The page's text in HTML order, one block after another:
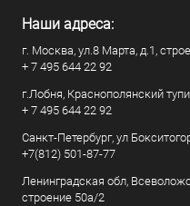
Наши адреса:
г. Москва, ул.8 Марта, д.1,
+ 7 495 644 22 92
г.Лобня, Краснополянский
+ 7 495 644 22 92
Санкт-Петербург, ул
+7(812) 501-87-77
Ленинградская обл,
строение 50а/2